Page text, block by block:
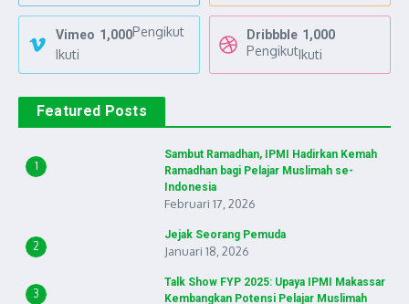
Vimeo 1,000Pengikut
Ikuti
Dribbble 1,000
PengikutIkuti
Featured Posts
1
Sambut Ramadhan, IPMI Hadirkan Kemah
Ramadhan bagi Pelajar Muslimah se-
Indonesia
Februari 17, 2026
2
Jejak Seorang Pemuda
Januari 18, 2026
3
Talk Show FYP 2025: Upaya IPMI Makassar
Kembangkan Potensi Pelajar Muslimah